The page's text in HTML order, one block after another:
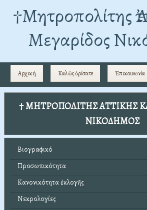
†Mητροπολίτης
Μεγαρίδος
Αρχική Καλῶς ὁρίσατε Ἐπικοινωνία
† ΜΗΤΡΟΠΟΛΙΤΗΣ ΑΤΤΙΚΗΣ
ΝΙΚΟΔΗΜΟΣ
Βιογραφικό
Προσωπικότητα
Κανονικότητα ἐκλογῆς
Νεκρολογίες